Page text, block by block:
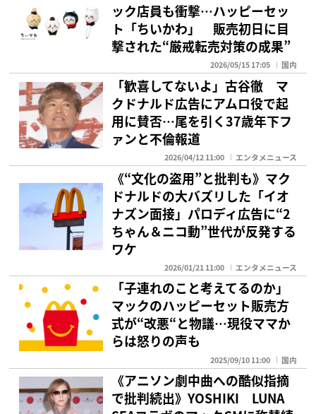
ック店員も衝撃…ハッピーセッ
ト「ちいかわ」 販売初日に目
撃された“厳戒転売対策の成果”
2026/05/15 17:05 国内
「歓喜してないよ」古谷徹 マ
クドナルド広告にアムロ役で起
用に賛否…尾を引く37歳年下フ
ァンと不倫報道
2026/04/12 11:00 エンタメニュース
《“文化の盗用”と批判も》マク
ドナルドの大バズリした「イオ
ナズン面接」パロディ広告に“2
ちゃん＆ニコ動”世代が反発する
ワケ
2026/01/21 11:00 エンタメニュース
「子連れのこと考えてるのか」
マックのハッピーセット販売方
式が“改悪“と物議…現役ママか
らは怒りの声も
2025/09/10 11:00 国内
《アニソン劇中曲への酷似指摘
で批判続出》YOSHIKI LUNA